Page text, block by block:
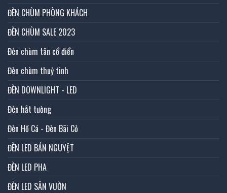
ĐÈN CHÙM PHÒNG KHÁCH
ĐÈN CHÙM SALE 2023
Đèn chùm tân cổ điển
Đèn chùm thuỷ tinh
ĐÈN DOWNLIGHT - LED
Đèn hắt tường
Đèn Hồ Cá - Đèn Bãi Cỏ
ĐÈN LED BÁN NGUYỆT
ĐÈN LED PHA
ĐÈN LED SÂN VƯỜN